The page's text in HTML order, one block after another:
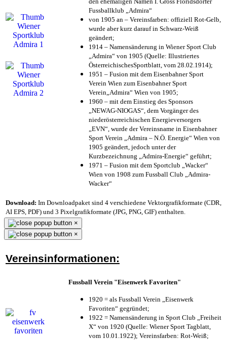
Fussballklub „Admira“
von 1905 an – Vereinsfarben: offiziell Rot-Gelb,
wurde aber kurz darauf in Schwarz-Weiß
geändert;
1914 – Namensänderung in Wiener Sport Club
„Admira“ von 1905 (Quelle: Illustriertes
ÖsterreichischesSportblatt, vom 28.02.1914);
1951 – Fusion mit dem Eisenbahner Sport
Verein Wien zum Eisenbahner Sport
Verein„Admira“ Wien von 1905;
1960 – mit dem Einstieg des Sponsors
„NEWAG-NIOGAS“, dem Vorgänger des
niederösterreichischen Energieversorgers
„EVN“, wurde der Vereinsname in Eisenbahner
Sport Verein „Admira – N.Ö. Energie“ Wien von
1905 geändert, jedoch unter der
Kurzbezeichnung „Admira-Energie“ geführt;
1971 – Fusion mit dem Sportclub „Wacker“
Wien von 1908 zum Fussball Club „Admira-
Wacker“
Download: Im Downloadpaket sind 4 verschiedene Vektorgrafikformate (CDR,
AI EPS, PDF) und 3 Pixelgrafikformate (JPG, PNG, GIF) enthalten.
×
×
Vereinsinformationen:
Fussball Verein "Eisenwerk Favoriten"
1920 = als Fussball Verein „Eisenwerk
Favoriten“ gegründet;
1922 = Namensänderung in Sport Club „Freiheit
X“ von 1920 (Quelle: Wiener Sport Tagblatt,
vom 10.01.1922); Vereinsfarben: Rot-Weiß;